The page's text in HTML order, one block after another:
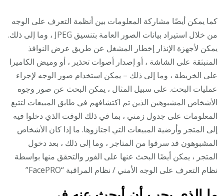
كما يمكن أيضًا مشاركة المعلومات بين أنظمة التعرف على الوجه
من خلال استيراد بيانات الصور العامة بتنسيق JPEG ، وما إلى ذلك.
يمكن لأجهزة الإنذار إخطار المشغل عن طريق عرض النوافذ
المنبثقة على الشاشة ، أو إصدار أصوات تحذير ، أو وميض الكاميرا
على الخريطة ، وما إلى ذلك – يمكن استخدام صور الوجه لإجراء
عمليات البحث. على سبيل المثال ، يمكن البحث عن صور وجوه
الأشخاص المشبوهين الذين تم اكتشافهم في طابق المبيعات لتتبع
المعلومات على جدول زمني ، بما في ذلك الوقت الذي دخلوا فيه
إلى المتجر وأرضية المبيعات التي اجتازوها. ما إذا كان الأشخاص
المشبوهون قد سرقوا من المتاجر ، وما إلى ذلك ، بعد دخول
المتجر ، يمكن أيضًا البحث عنها على الفور والتحقق منها بواسطة
نظام التعرف على الوجه الأمني / نظام المراقبة “FacePRO”